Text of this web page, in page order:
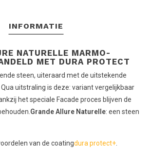
INFORMATIE
NATURELLE MARMO-
MET DURA PROTECT
steen, uiteraard met de uitstekende
uitstraling is deze: variant vergelijkbaar
het speciale Facade proces blijven de
Grande Allure Naturelle: een steen
van de coatingdura protect+.